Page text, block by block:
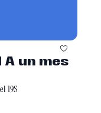
un mes
19S